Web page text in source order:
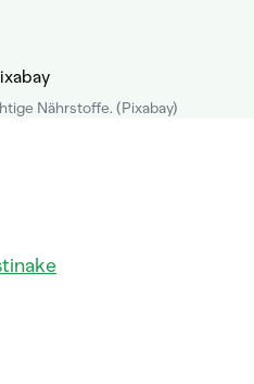
Nährstoffe. (Pixabay)